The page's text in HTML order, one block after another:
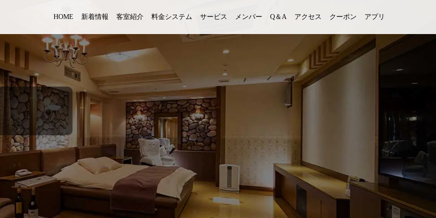
HOME 新着情報 客室紹介 料金システム サービス メンバー Q＆A アクセス クーポン アプリ